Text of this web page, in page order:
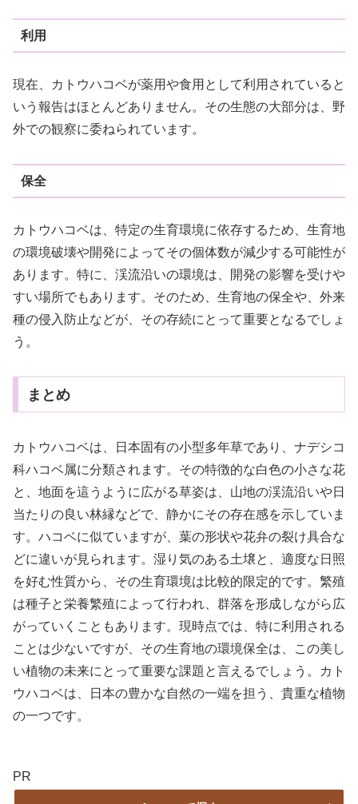
利用
現在、カトウハコベが薬用や食用として利用されていると
いう報告はほとんどありません。その生態の大部分は、野
外での観察に委ねられています。
保全
カトウハコベは、特定の生育環境に依存するため、生育地
の環境破壊や開発によってその個体数が減少する可能性が
あります。特に、渓流沿いの環境は、開発の影響を受けや
すい場所でもあります。そのため、生育地の保全や、外来
種の侵入防止などが、その存続にとって重要となるでしょ
う。
まとめ
カトウハコベは、日本固有の小型多年草であり、ナデシコ
科ハコベ属に分類されます。その特徴的な白色の小さな花
と、地面を這うように広がる草姿は、山地の渓流沿いや日
当たりの良い林縁などで、静かにその存在感を示していま
す。ハコベに似ていますが、葉の形状や花弁の裂け具合な
どに違いが見られます。湿り気のある土壌と、適度な日照
を好む性質から、その生育環境は比較的限定的です。繁殖
は種子と栄養繁殖によって行われ、群落を形成しながら広
がっていくこともあります。現時点では、特に利用される
ことは少ないですが、その生育地の環境保全は、この美し
い植物の未来にとって重要な課題と言えるでしょう。カト
ウハコベは、日本の豊かな自然の一端を担う、貴重な植物
の一つです。
PR